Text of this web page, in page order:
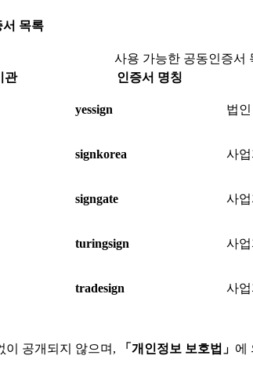
서 목록
사용 가능한 공동인증서
관
인증서 명칭
yessign 법
signkorea 사
signgate 사
turingsign 사
tradesign 사
이 공개되지 않으며, 「개인정보 보호법」 에